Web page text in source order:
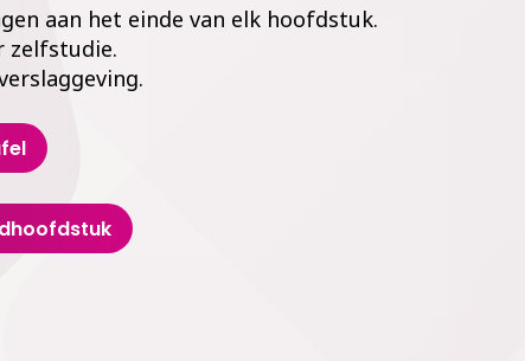
aan het einde van elk hoofdstuk.
zelfstudie.